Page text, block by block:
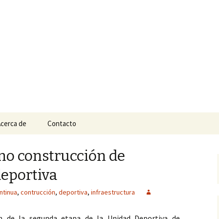
de Contacto
construcción de
, contrucción, deportiva, infraestructura